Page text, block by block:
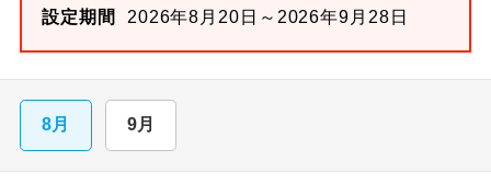
設定期間
2026年8月20日～2026年9月28日
8月 9月